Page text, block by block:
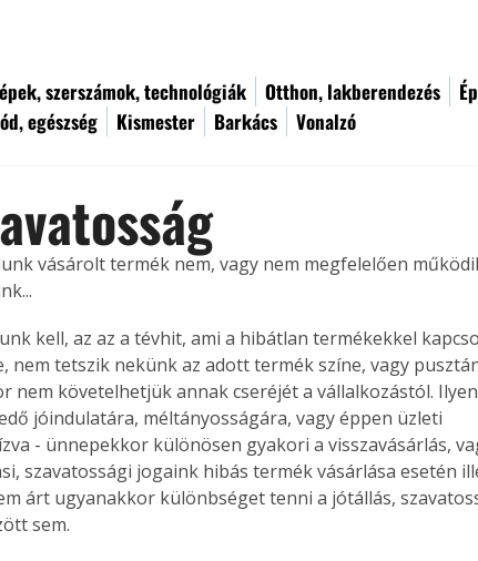
szerszámok, technológiák Otthon, lakberendezés
egészség
Kismester Barkács Vonalzó
vásárolt termék nem, vagy nem megfelelően
kell, az az a tévhit, ami a hibátlan termékekkel
nem tetszik nekünk az adott termék színe, vagy
nem követelhetjük annak cseréjét a vállalkozástól.
jóindulatára, méltányosságára, vagy éppen üzleti
- ünnepekkor különösen gyakori a visszavásárlás,
szavatossági jogaink hibás termék vásárlása esetén
árt ugyanakkor különbséget tenni a jótállás,
sem.